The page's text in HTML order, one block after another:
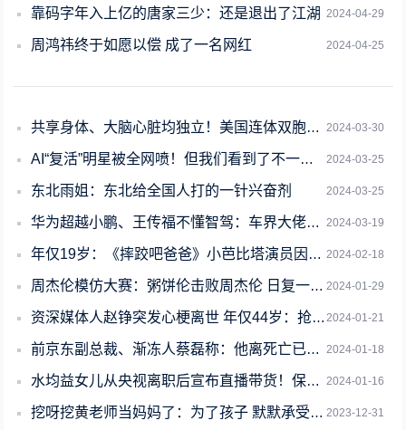
2024-04-29
靠码字年入上亿的唐家三少：还是退出了江湖
2024-04-25
周鸿祎终于如愿以偿 成了一名网红
2024-03-30
共享身体、大脑心脏均独立！美国连体双胞胎姐妹其中一人已婚
2024-03-25
AI“复活”明星被全网喷！但我们看到了不一样的东西
2024-03-25
东北雨姐：东北给全国人打的一针兴奋剂
2024-03-19
华为超越小鹏、王传福不懂智驾：车界大佬开会太刚了
2024-02-18
年仅19岁：《摔跤吧爸爸》小芭比塔演员因罕见并发症去世
2024-01-29
周杰伦模仿大赛：粥饼伦击败周杰伦 日复一日做鸡蛋灌饼
2024-01-21
资深媒体人赵铮突发心梗离世 年仅44岁：抢救了7天
2024-01-18
前京东副总裁、渐冻人蔡磊称：他离死亡已经非常近了
2024-01-16
水均益女儿从央视离职后宣布直播带货！保证货真价实
2023-12-31
挖呀挖黄老师当妈妈了：为了孩子 默默承受网暴